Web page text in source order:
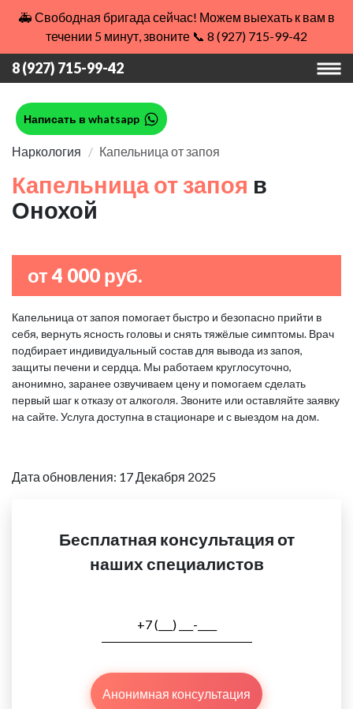
🚑 Свободная бригада сейчас! Можем выехать к вам в
течении 5 минут, звоните 📞 8 (927) 715-99-42
8 (927) 715-99-42
Написать в whatsapp
Наркология Капельница от запоя
Капельница от запоя в
Онохой
от 4 000 руб.
Капельница от запоя помогает быстро и безопасно прийти в
себя, вернуть ясность головы и снять тяжёлые симптомы. Врач
подбирает индивидуальный состав для вывода из запоя,
защиты печени и сердца. Мы работаем круглосуточно,
анонимно, заранее озвучиваем цену и помогаем сделать
первый шаг к отказу от алкоголя. Звоните или оставляйте заявку
на сайте. Услуга доступна в стационаре и с выездом на дом.
Дата обновления: 17 Декабря 2025
Бесплатная консультация от
наших специалистов
Анонимная консультация